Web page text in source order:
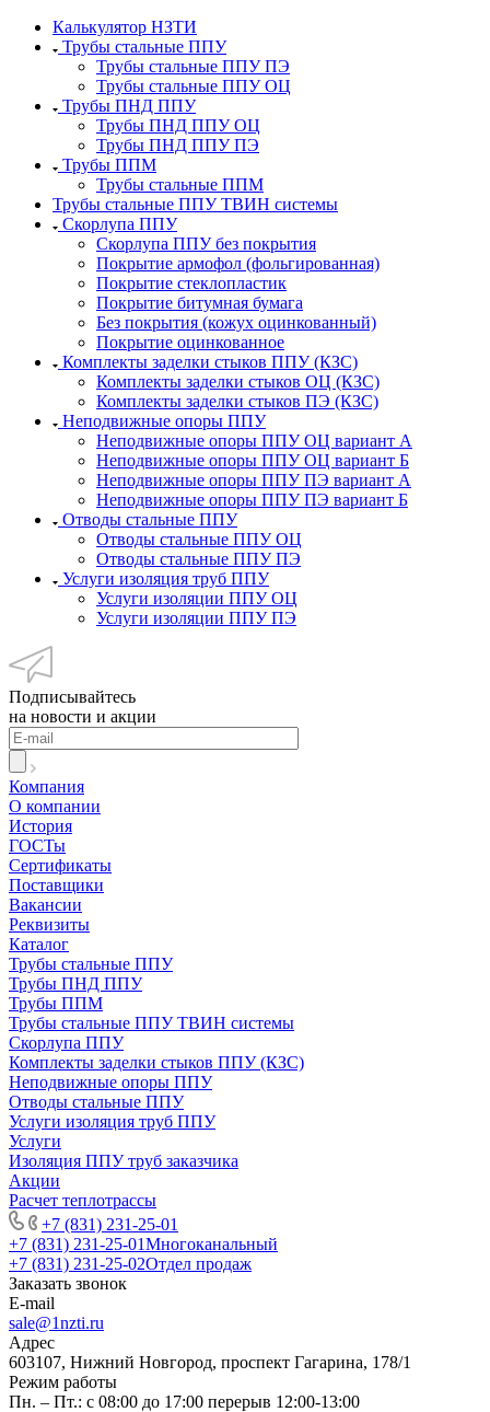
Калькулятор НЗТИ
Трубы стальные ППУ
Трубы стальные ППУ ПЭ
Трубы стальные ППУ ОЦ
Трубы ПНД ППУ
Трубы ПНД ППУ ОЦ
Трубы ПНД ППУ ПЭ
Трубы ППМ
Трубы стальные ППМ
Трубы стальные ППУ ТВИН системы
Скорлупа ППУ
Скорлупа ППУ без покрытия
Покрытие армофол (фольгированная)
Покрытие стеклопластик
Покрытие битумная бумага
Без покрытия (кожух оцинкованный)
Покрытие оцинкованное
Комплекты заделки стыков ППУ (КЗС)
Комплекты заделки стыков ОЦ (КЗС)
Комплекты заделки стыков ПЭ (КЗС)
Неподвижные опоры ППУ
Неподвижные опоры ППУ ОЦ вариант А
Неподвижные опоры ППУ ОЦ вариант Б
Неподвижные опоры ППУ ПЭ вариант А
Неподвижные опоры ППУ ПЭ вариант Б
Отводы стальные ППУ
Отводы стальные ППУ ОЦ
Отводы стальные ППУ ПЭ
Услуги изоляция труб ППУ
Услуги изоляции ППУ ОЦ
Услуги изоляции ППУ ПЭ
Подписывайтесь
на новости и акции
Компания
О компании
История
ГОСТы
Сертификаты
Поставщики
Вакансии
Реквизиты
Каталог
Трубы стальные ППУ
Трубы ПНД ППУ
Трубы ППМ
Трубы стальные ППУ ТВИН системы
Скорлупа ППУ
Комплекты заделки стыков ППУ (КЗС)
Неподвижные опоры ППУ
Отводы стальные ППУ
Услуги изоляция труб ППУ
Услуги
Изоляция ППУ труб заказчика
Акции
Расчет теплотрассы
+7 (831) 231-25-01
+7 (831) 231-25-01Многоканальный
+7 (831) 231-25-02Отдел продаж
Заказать звонок
E-mail
sale@1nzti.ru
Адрес
603107, Нижний Новгород, проспект Гагарина, 178/1
Режим работы
Пн. – Пт.: с 08:00 до 17:00 перерыв 12:00-13:00